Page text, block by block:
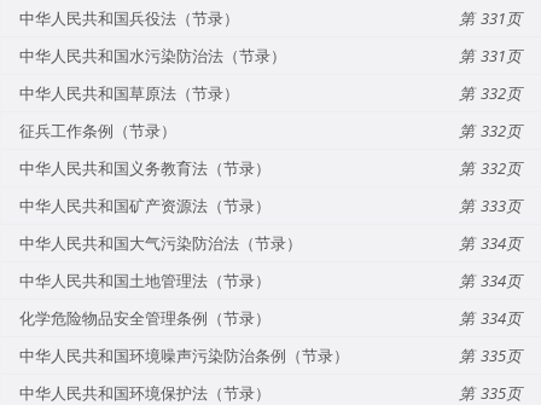
中华人民共和国兵役法（节录）
331
中华人民共和国水污染防治法（节录）
331
中华人民共和国草原法（节录）
332
征兵工作条例（节录）
332
中华人民共和国义务教育法（节录）
332
中华人民共和国矿产资源法（节录）
333
中华人民共和国大气污染防治法（节录）
334
中华人民共和国土地管理法（节录）
334
化学危险物品安全管理条例（节录）
334
中华人民共和国环境噪声污染防治条例（节录）
335
中华人民共和国环境保护法（节录）
335